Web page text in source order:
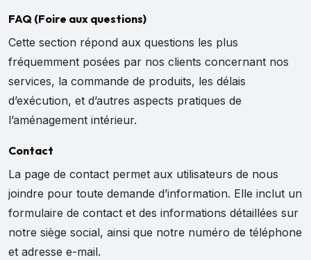
FAQ (Foire aux questions)
Cette section répond aux questions les plus
fréquemment posées par nos clients concernant nos
services, la commande de produits, les délais
d’exécution, et d’autres aspects pratiques de
l’aménagement intérieur.
Contact
La page de contact permet aux utilisateurs de nous
joindre pour toute demande d’information. Elle inclut un
formulaire de contact et des informations détaillées sur
notre siège social, ainsi que notre numéro de téléphone
et adresse e-mail.